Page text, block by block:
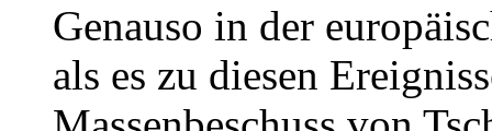
Genauso in der
als es zu diesen